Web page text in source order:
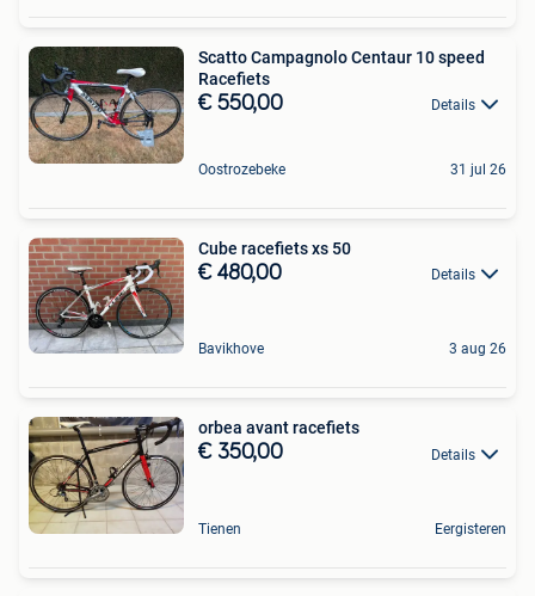
Scatto Campagnolo Centaur 10 speed
Racefiets
€ 550,00 Details
Oostrozebeke 31 jul 26
Cube racefiets xs 50
€ 480,00 Details
Bavikhove 3 aug 26
orbea avant racefiets
€ 350,00 Details
Tienen Eergisteren